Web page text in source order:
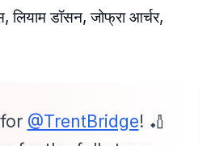
डॉसन, जोफ्रा आर्चर,
@TrentBridge! 🏏